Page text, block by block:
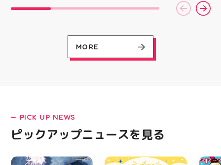
LATEST!
ピックアップニュース
シンを使ってみたいけ
ど、作り方が分からな
い」 そんな初心者さん
バッグ・小物など、 あ
「私にもできるかな？」
という方もお気軽に 作
りたいものについてもご
ジュ 気になる方はDMま
たは店頭でお気軽にお問
にゅっとクセになる や
みつき触感がたまらな
子が出るかは 開けてか
らのお楽しみ #ラメキラ
中華まん #スクイーズ #
中華まんグッズ #海外ト
方や
かけ
ーポ
ース
MORE
PICK UP NEWS
ピックアップニュースを見る